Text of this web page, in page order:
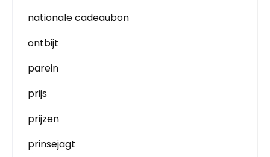
nationale cadeaubon
ontbijt
parein
prijs
prijzen
prinsejagt